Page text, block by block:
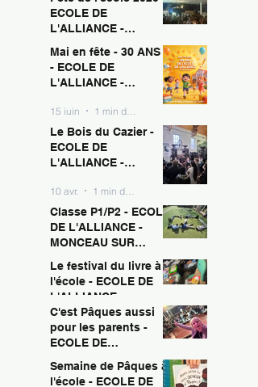
ECOLE DE
L'ALLIANCE -
SAMBRE
15 juin 1 min de lecture
Mai en fête - 30 ANS !
- ECOLE DE
L'ALLIANCE -
SAMBRE
15 juin
Le Bois du Cazier -
ECOLE DE
L'ALLIANCE -
SAMBRE
10 avr.
Classe P1/P2 - ECOLE
DE L'ALLIANCE -
MONCEAU SUR
10 avr. 1 min de lecture
Le festival du livre à
l'école - ECOLE DE
L'ALLIANCE -
MONCEAU SUR
SAMBRE
10 avr. 1 min de lecture
C'est Pâques aussi
pour les parents -
ECOLE DE
MONCEAU SUR
10 avr. 1 min de lecture
Semaine de Pâques à
l'école - ECOLE DE